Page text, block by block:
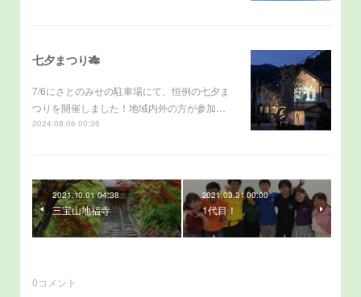
七夕まつり🎋
7/6にさとのみせの駐車場にて、恒例の七夕ま
つりを開催しました！地域内外の方が参加…
2024.08.06 00:36
2021.10.01 04:38
三宝山地福寺
2021.03.31 00:00
1代目！
0コメント